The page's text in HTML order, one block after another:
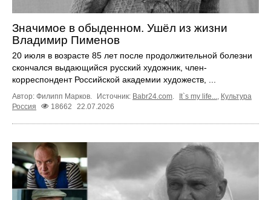
Значимое в обыденном. Ушёл из жизни
Владимир Пименов
20 июля в возрасте 85 лет после продолжительной болезни
скончался выдающийся русский художник, член-
корреспондент Российской академии художеств, ...
Автор: Филипп Марков. Источник: Babr24.com It`s my life...
Культура
Россия
18662 22.07.2026